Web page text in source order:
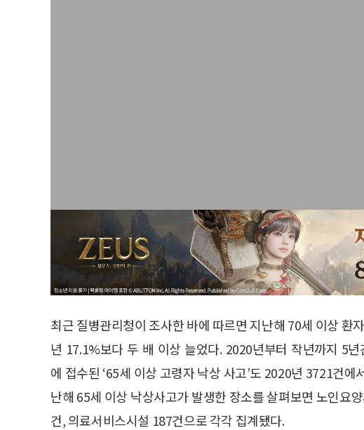
최근 질병관리청이 조사한 바에 따르면 지난해 70세 이상 환
년 17.1%보다 두 배 이상 늘었다. 2020년부터 작년까지 5
에 접수된 ‘65세 이상 고령자 낙상 사고’도 2020년 3721건
난해 65세 이상 낙상사고가 발생한 장소를 살펴보면 노인요
건, 의료서비스시설 187건으로 각각 집계됐다.